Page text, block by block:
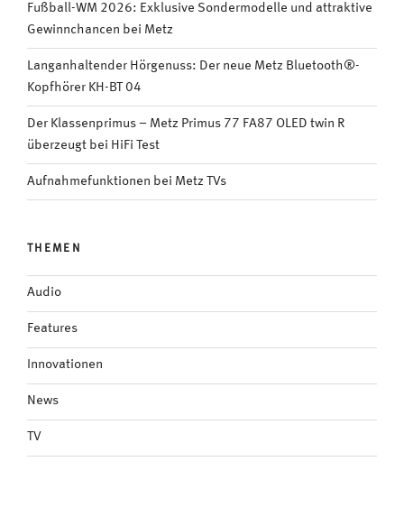
Fußball-WM 2026: Exklusive Sondermodelle und attraktive
Gewinnchancen bei Metz
Langanhaltender Hörgenuss: Der neue Metz Bluetooth®-
Kopfhörer KH-BT 04
Der Klassenprimus – Metz Primus 77 FA87 OLED twin R
überzeugt bei HiFi Test
Aufnahmefunktionen bei Metz TVs
THEMEN
Audio
Features
Innovationen
News
TV